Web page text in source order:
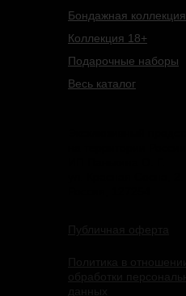
Подарочные наборы
Коллекция 18+
Весь каталог
Бондажная коллекция